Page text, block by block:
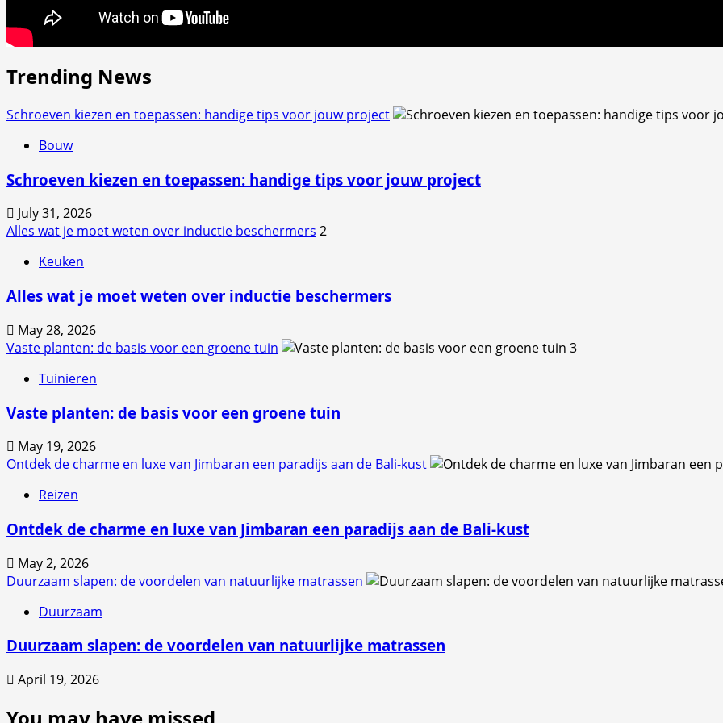
Trending News
Schroeven kiezen en toepassen: handige tips voor jouw project
Bouw
Schroeven kiezen en toepassen: handige tips voor jouw project
July 31, 2026
Alles wat je moet weten over inductie beschermers 2
Keuken
Alles wat je moet weten over inductie beschermers
May 28, 2026
Vaste planten: de basis voor een groene tuin
3
Tuinieren
Vaste planten: de basis voor een groene tuin
May 19, 2026
Ontdek de charme en luxe van Jimbaran een paradijs aan de Bali-kust
Reizen
Ontdek de charme en luxe van Jimbaran een paradijs aan de Bali-kust
May 2, 2026
Duurzaam slapen: de voordelen van natuurlijke matrassen
Duurzaam
Duurzaam slapen: de voordelen van natuurlijke matrassen
April 19, 2026